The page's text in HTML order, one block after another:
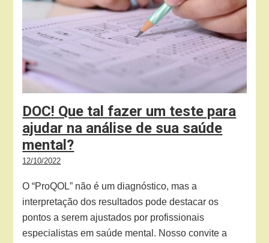
DOC! Que tal fazer um teste para
ajudar na análise de sua saúde
mental?
12/10/2022
O “ProQOL” não é um diagnóstico, mas a
interpretação dos resultados pode destacar os
pontos a serem ajustados por profissionais
especialistas em saúde mental. Nosso convite a